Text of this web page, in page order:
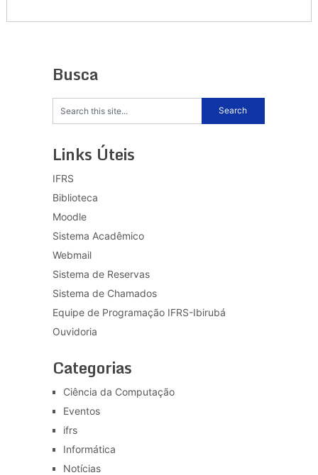
Busca
Links Úteis
IFRS
Biblioteca
Moodle
Sistema Acadêmico
Webmail
Sistema de Reservas
Sistema de Chamados
Equipe de Programação IFRS-Ibirubá
Ouvidoria
Categorias
Ciência da Computação
Eventos
ifrs
Informática
Notícias